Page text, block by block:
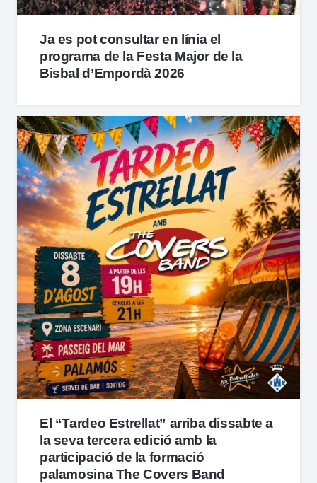
Ja es pot consultar en línia el
programa de la Festa Major de la
Bisbal d’Empordà 2026
El “Tardeo Estrellat” arriba dissabte a
la seva tercera edició amb la
participació de la formació
palamosina The Covers Band